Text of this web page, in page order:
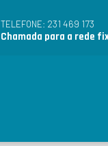
TELEFONE: 231 469 173
Chamada para a rede